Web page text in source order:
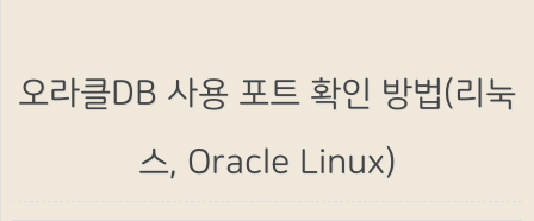
오라클DB 사용 포트 확인 방법(리눅
스, Oracle Linux)